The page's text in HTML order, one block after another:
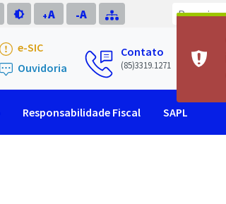
brightness_medium A
+ A
-
e-SIC
Ouvidoria
Contato
(85)3319.1271
Responsabilidade Fiscal SAPL